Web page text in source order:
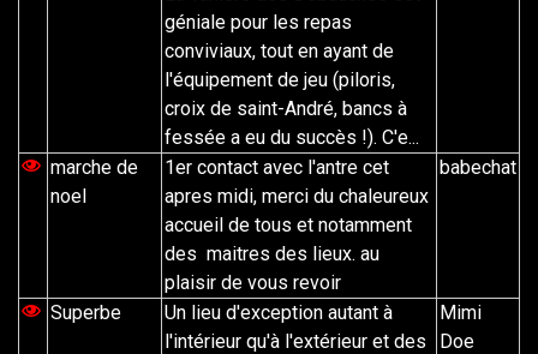
géniale pour les repas
conviviaux, tout en ayant de
l'équipement de jeu (piloris,
croix de saint-André, bancs à
fessée a eu du succès !). C'e...
marche de
noel
1er contact avec l'antre cet
apres midi, merci du chaleureux
accueil de tous et notamment
des maitres des lieux. au
plaisir de vous revoir
babechat
Superbe
Un lieu d'exception autant à
l'intérieur qu'à l'extérieur et des
Mimi
Doe